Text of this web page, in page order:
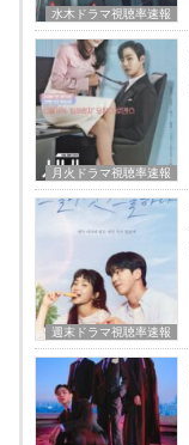
水木ドラマ視聴率速報
月火ドラマ視聴率速報
週末ドラマ視聴率速報